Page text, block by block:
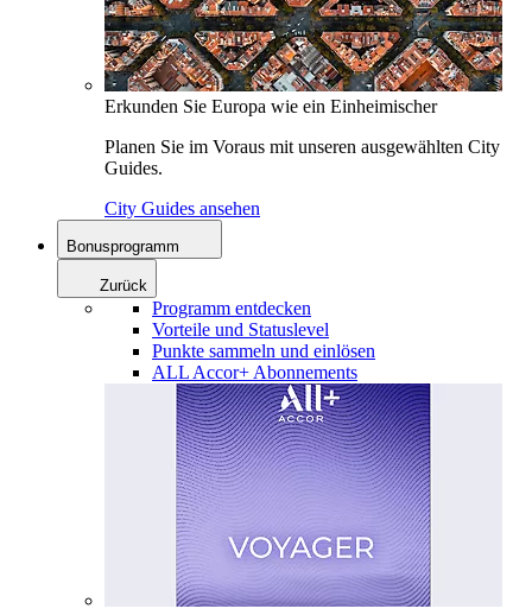
Erkunden Sie Europa wie ein Einheimischer
Planen Sie im Voraus mit unseren ausgewählten City
Guides.
City Guides ansehen
Bonusprogramm
Zurück
Programm entdecken
Vorteile und Statuslevel
Punkte sammeln und einlösen
ALL Accor+ Abonnements